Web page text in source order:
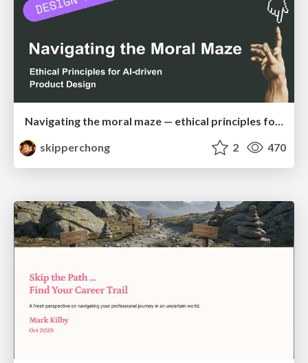
skipperchong
2 470